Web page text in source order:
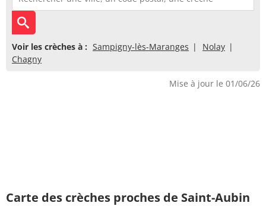
Voir les crèches à : Sampigny-lès-Maranges
Nolay
Chagny
Mise à jour le 01/06/26
Carte des crèches proches de Saint-Aubin